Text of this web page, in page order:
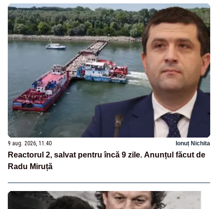
9 aug. 2026, 11:40 Ionuț Nichita
Reactorul 2, salvat pentru încă 9 zile. Anunțul făcut de
Radu Miruță